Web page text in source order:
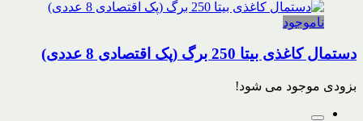
ناموجود
دستمال کاغذی بیتا 250 برگ (پک اقتصادی 8 عددی)
بزودی موجود می شود!